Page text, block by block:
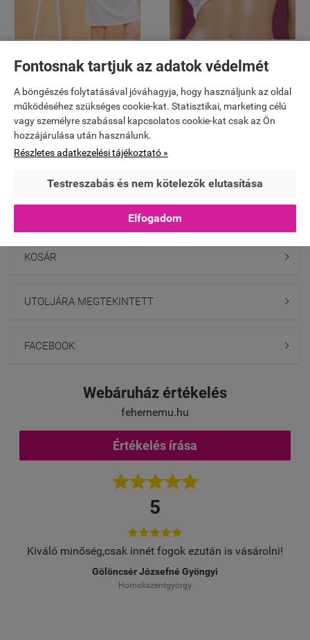
Fontosnak tartjuk az adatok védelmét
A böngészés folytatásával jóváhagyja, hogy használjunk az oldal
működéséhez szükséges cookie-kat. Statisztikai, marketing célú
vagy személyre szabással kapcsolatos cookie-kat csak az Ön
hozzájárulása után használunk.
Részletes adatkezelési tájékoztató »
Testreszabás és nem kötelezők elutasítása
Elfogadom
Kismama pamut hálóing
 KOSÁRBA
kismama pamut melltartó (extra
méretekben is)
4 890 Ft
 KOSÁRBA
KOSÁR 
UTOLJÁRA MEGTEKINTETT 
FACEBOOK 
Webáruház értékelés
fehernemu.hu
Értékelés írása

5

Kiváló minőség,csak innét fogok ezután is vásárolni!
Gölöncsér Józsefné Gyöngyi
Homokszentgyörgy